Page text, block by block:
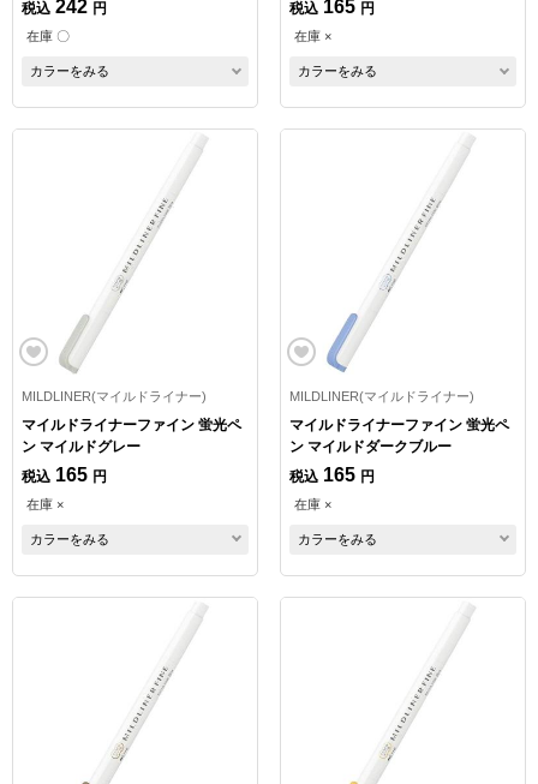
税込 242 円
在庫 〇
カラーをみる
税込 165 円
在庫 ×
カラーをみる
MILDLINER(マイルドライナー)
マイルドライナーファイン 蛍光ペ
ン マイルドグレー
税込 165 円
在庫 ×
カラーをみる
MILDLINER(マイルドライナー)
マイルドライナーファイン 蛍光ペ
ン マイルドダークブルー
税込 165 円
在庫 ×
カラーをみる